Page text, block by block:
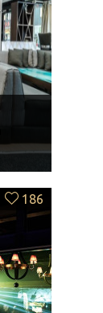
186